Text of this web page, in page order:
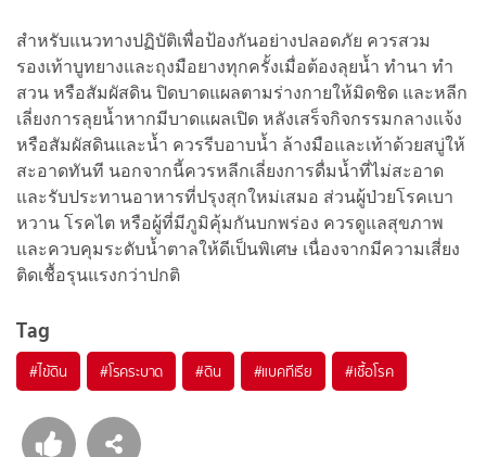
สำหรับแนวทางปฏิบัติเพื่อป้องกันอย่างปลอดภัย ควรสวม
รองเท้าบูทยางและถุงมือยางทุกครั้งเมื่อต้องลุยน้ำ ทำนา ทำ
สวน หรือสัมผัสดิน ปิดบาดแผลตามร่างกายให้มิดชิด และหลีก
เลี่ยงการลุยน้ำหากมีบาดแผลเปิด หลังเสร็จกิจกรรมกลางแจ้ง
หรือสัมผัสดินและน้ำ ควรรีบอาบน้ำ ล้างมือและเท้าด้วยสบู่ให้
สะอาดทันที นอกจากนี้ควรหลีกเลี่ยงการดื่มน้ำที่ไม่สะอาด
และรับประทานอาหารที่ปรุงสุกใหม่เสมอ ส่วนผู้ป่วยโรคเบา
หวาน โรคไต หรือผู้ที่มีภูมิคุ้มกันบกพร่อง ควรดูแลสุขภาพ
และควบคุมระดับน้ำตาลให้ดีเป็นพิเศษ เนื่องจากมีความเสี่ยง
ติดเชื้อรุนแรงกว่าปกติ
Tag
#ไข้ดิน #โรคระบาด #ดิน #แบคทีเรีย #เชื้อโรค